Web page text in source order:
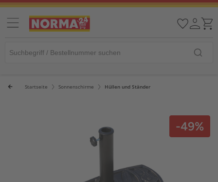
Startseite Sonnenschirme Hüllen und Ständer
-49%